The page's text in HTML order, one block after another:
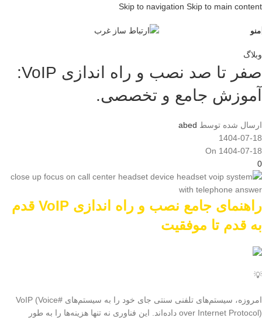
Skip to navigation Skip to main content
منو
وبلاگ
صفر تا صد نصب و راه اندازی VoIP:
آموزش جامع و تخصصی.
ارسال شده توسط abed
1404-07-18
On 1404-07-18
0
راهنمای جامع نصب و راه اندازی VoIP قدم
به قدم تا موفقیت
💡
امروزه، سیستم‌های تلفنی سنتی جای خود را به سیستم‌های #VoIP (Voice
over Internet Protocol) داده‌اند. این فناوری نه تنها هزینه‌ها را به طور